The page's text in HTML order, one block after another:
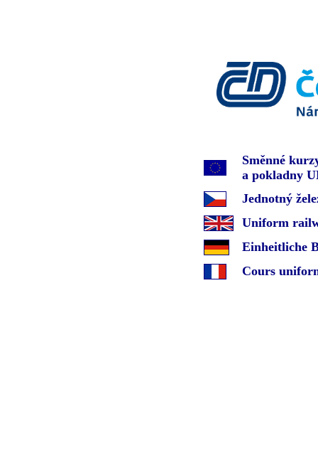
Směnné
a pokladny
Jednotný
Uniform
Einheitliche
Cours